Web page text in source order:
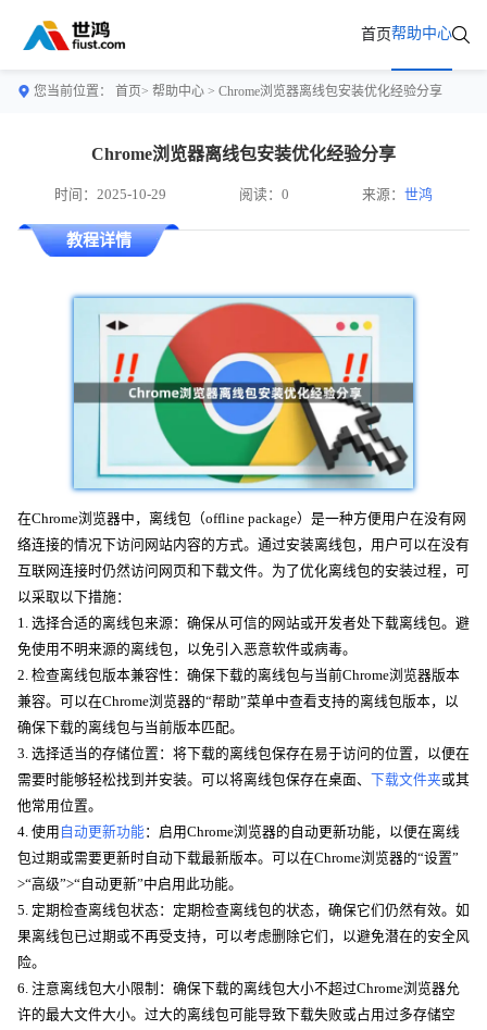
首页帮助中心
您当前位置： 首页> 帮助中心 > Chrome浏览器离线包安装优化经验分享
Chrome浏览器离线包安装优化经验分享
时间：2025-10-29 阅读：0 来源：世鸿
教程详情
在Chrome浏览器中，离线包（offline package）是一种方便用户在没有网
络连接的情况下访问网站内容的方式。通过安装离线包，用户可以在没有
互联网连接时仍然访问网页和下载文件。为了优化离线包的安装过程，可
以采取以下措施：
1. 选择合适的离线包来源：确保从可信的网站或开发者处下载离线包。避
免使用不明来源的离线包，以免引入恶意软件或病毒。
2. 检查离线包版本兼容性：确保下载的离线包与当前Chrome浏览器版本
兼容。可以在Chrome浏览器的“帮助”菜单中查看支持的离线包版本，以
确保下载的离线包与当前版本匹配。
3. 选择适当的存储位置：将下载的离线包保存在易于访问的位置，以便在
需要时能够轻松找到并安装。可以将离线包保存在桌面、
下载文件夹或其
他常用位置。
4. 使用 自动更新功能：启用Chrome浏览器的自动更新功能，以便在离线
包过期或需要更新时自动下载最新版本。可以在Chrome浏览器的“设置”
>“高级”>“自动更新”中启用此功能。
5. 定期检查离线包状态：定期检查离线包的状态，确保它们仍然有效。如
果离线包已过期或不再受支持，可以考虑删除它们，以避免潜在的安全风
险。
6. 注意离线包大小限制：确保下载的离线包大小不超过Chrome浏览器允
许的最大文件大小。过大的离线包可能导致下载失败或占用过多存储空